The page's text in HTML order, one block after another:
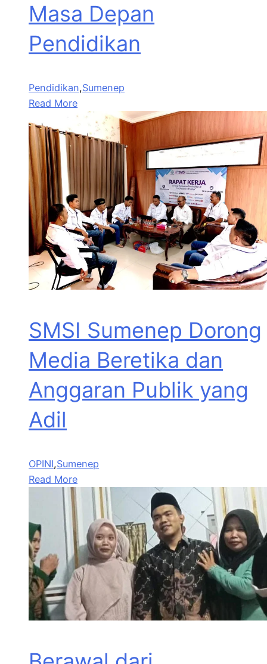
Masa Depan
Pendidikan
Pendidikan,Sumenep
Read More
SMSI Sumenep Dorong
Media Beretika dan
Anggaran Publik yang
Adil
OPINI,Sumenep
Read More